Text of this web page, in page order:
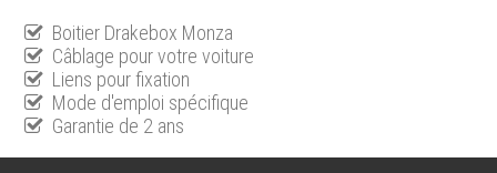
Boitier Drakebox Monza
Câblage pour votre voiture
Liens pour fixation
Mode d'emploi spécifique
Garantie de 2 ans